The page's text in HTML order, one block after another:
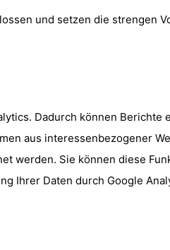
und setzen die strengen
Dadurch können
aus interessenbezogener
werden. Sie können diese
Ihrer Daten durch Google